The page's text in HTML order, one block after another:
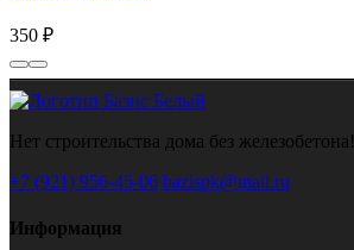
350 ₽
Нет строительства дома без железобетона!
+7 (921) 956-45-06 bazispk@mail.ru
Информация